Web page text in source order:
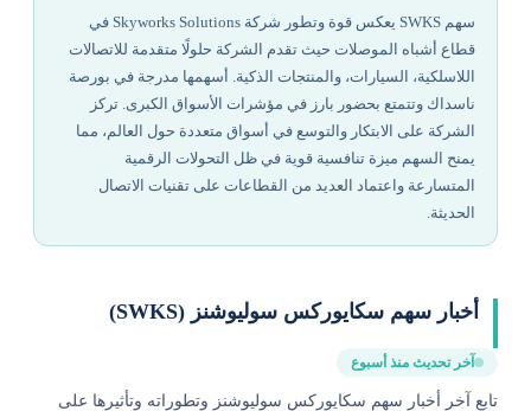
سهم SWKS يعكس قوة وتطور شركة Skyworks Solutions في
قطاع أشباه الموصلات حيث تقدم الشركة حلولًا متقدمة للاتصالات
اللاسلكية، السيارات، والمنتجات الذكية. أسهمها مدرجة في بورصة
ناسداك وتتمتع بحضور بارز في مؤشرات الأسواق الكبرى. تركز
الشركة على الابتكار والتوسع في أسواق متعددة حول العالم، مما
يمنح السهم ميزة تنافسية قوية في ظل التحولات الرقمية
المتسارعة واعتماد العديد من القطاعات على تقنيات الاتصال
الحديثة.
أخبار سهم سكايوركس سوليوشنز (SWKS)
آخر تحديث منذ أسبوع
تابع آخر أخبار سهم سكايوركس سوليوشنز وتطوراته وتأثيرها على